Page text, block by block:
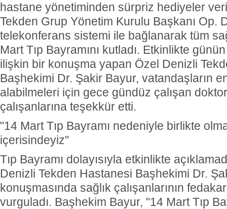
hastane yönetiminden sürpriz hediyeler
Tekden Grup Yönetim Kurulu Başkanı Op.
telekonferans sistemi ile bağlanarak tüm
Mart Tıp Bayramını kutladı. Etkinlikte
ilişkin bir konuşma yapan Özel Denizli
Başhekimi Dr. Şakir Bayur, vatandaşların
alabilmeleri için gece gündüz çalışan
çalışanlarına teşekkür etti.
"14 Mart Tıp Bayramı nedeniyle birlikte
içerisindeyiz"
Tıp Bayramı dolayısıyla etkinlikte
Denizli Tekden Hastanesi Başhekimi Dr.
konuşmasında sağlık çalışanlarının
vurguladı. Başhekim Bayur, "14 Mart Tıp